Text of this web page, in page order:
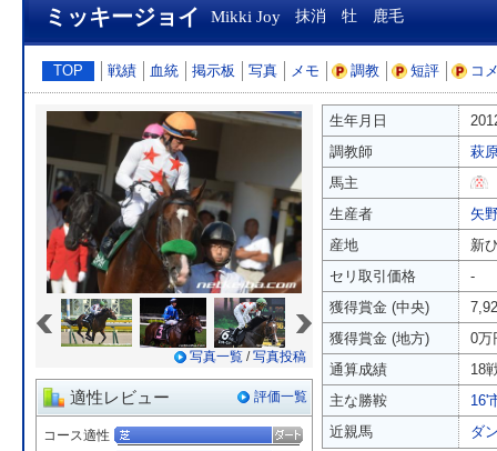
ミッキージョイ Mikki Joy 抹消 牡 鹿毛
TOP 戦績 血統 掲示板 写真 メモ 調教 短評 コ
写真一覧 /写真投稿
適性レビュー 評価一覧
コース適性
生年月日
調教師
萩
馬主
生産者
矢
産地
新
セリ取引価格
-
獲得賞金 (中央)
獲得賞金 (地方)
0万
通算成績
18
主な勝鞍
16'
近親馬
ダ